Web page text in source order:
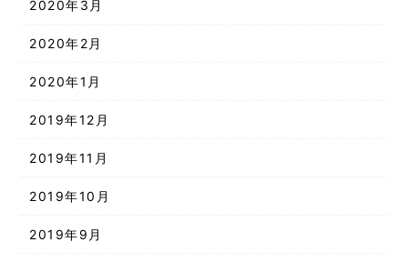
2020年3月
2020年2月
2020年1月
2019年12月
2019年11月
2019年10月
2019年9月